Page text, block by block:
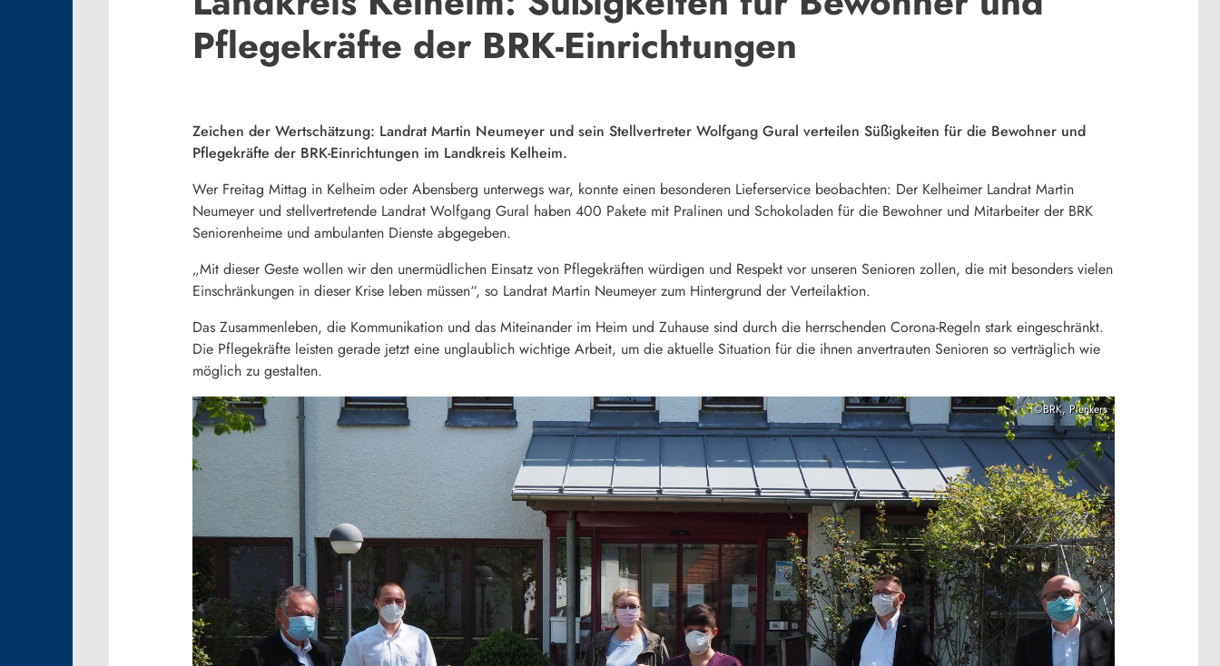
Pflegekräfte der BRK-Einrichtungen
Zeichen der Wertschätzung: Landrat Martin Neumeyer und sein Stellvertreter Wolfgang Gural verteilen Süßigkeiten für die Bewohner und
Pflegekräfte der BRK-Einrichtungen im Landkreis Kelheim.
Wer Freitag Mittag in Kelheim oder Abensberg unterwegs war, konnte einen besonderen Lieferservice beobachten: Der Kelheimer Landrat Martin
Neumeyer und stellvertretende Landrat Wolfgang Gural haben 400 Pakete mit Pralinen und Schokoladen für die Bewohner und Mitarbeiter der BRK
Seniorenheime und ambulanten Dienste abgegeben.
„Mit dieser Geste wollen wir den unermüdlichen Einsatz von Pflegekräften würdigen und Respekt vor unseren Senioren zollen, die mit besonders vielen
Einschränkungen in dieser Krise leben müssen“, so Landrat Martin Neumeyer zum Hintergrund der Verteilaktion.
Das Zusammenleben, die Kommunikation und das Miteinander im Heim und Zuhause sind durch die herrschenden Corona-Regeln stark eingeschränkt.
Die Pflegekräfte leisten gerade jetzt eine unglaublich wichtige Arbeit, um die aktuelle Situation für die ihnen anvertrauten Senioren so verträglich wie
möglich zu gestalten.
©BRK, Plenkers